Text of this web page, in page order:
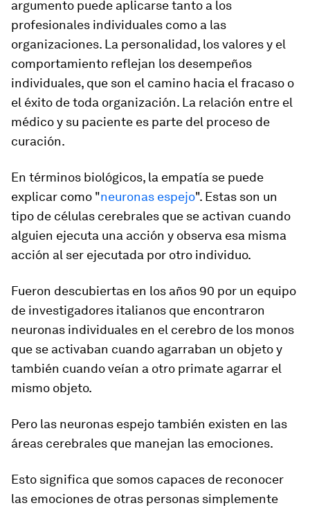
argumento puede aplicarse tanto a los
profesionales individuales como a las
organizaciones. La personalidad, los valores y el
comportamiento reflejan los desempeños
individuales, que son el camino hacia el fracaso o
el éxito de toda organización. La relación entre el
médico y su paciente es parte del proceso de
curación.
En términos biológicos, la empatía se puede
explicar como "neuronas espejo". Estas son un
tipo de células cerebrales que se activan cuando
alguien ejecuta una acción y observa esa misma
acción al ser ejecutada por otro individuo.
Fueron descubiertas en los años 90 por un equipo
de investigadores italianos que encontraron
neuronas individuales en el cerebro de los monos
que se activaban cuando agarraban un objeto y
también cuando veían a otro primate agarrar el
mismo objeto.
Pero las neuronas espejo también existen en las
áreas cerebrales que manejan las emociones.
Esto significa que somos capaces de reconocer
las emociones de otras personas simplemente